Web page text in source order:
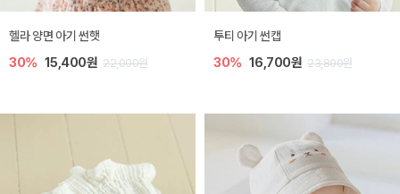
헬라 양면 아기 썬햇
30% 15,400원 22,000원
투티 아기 썬캡
30% 16,700원 23,800원